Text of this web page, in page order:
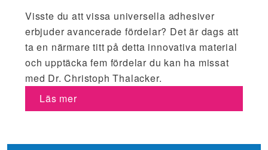
Visste du att vissa universella adhesiver
erbjuder avancerade fördelar? Det är dags att
ta en närmare titt på detta innovativa material
och upptäcka fem fördelar du kan ha missat
med Dr. Christoph Thalacker.
Läs mer